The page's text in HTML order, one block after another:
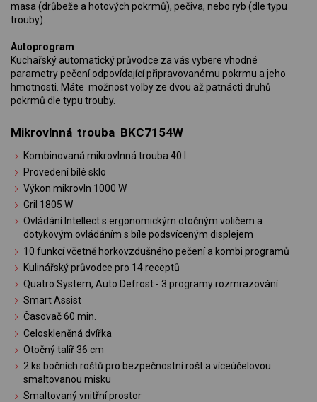
masa (drůbeže a hotových pokrmů), pečiva, nebo ryb (dle typu
trouby).
Autoprogram
Kuchařský automatický průvodce za vás vybere vhodné
parametry pečení odpovídající připravovanému pokrmu a jeho
hmotnosti. Máte možnost volby ze dvou až patnácti druhů
pokrmů dle typu trouby.
Mikrovlnná trouba BKC7154W
Kombinovaná mikrovlnná trouba 40 l
Provedení bílé sklo
Výkon mikrovln 1000 W
Gril 1805 W
Ovládání Intellect s ergonomickým otočným voličem a
dotykovým ovládáním s bíle podsvíceným displejem
10 funkcí včetně horkovzdušného pečení a kombi programů
Kulinářský průvodce pro 14 receptů
Quatro System, Auto Defrost - 3 programy rozmrazování
Smart Assist
Časovač 60 min.
Celoskleněná dvířka
Otočný talíř 36 cm
2 ks bočních roštů pro bezpečnostní rošt a víceúčelovou
smaltovanou misku
Smaltovaný vnitřní prostor